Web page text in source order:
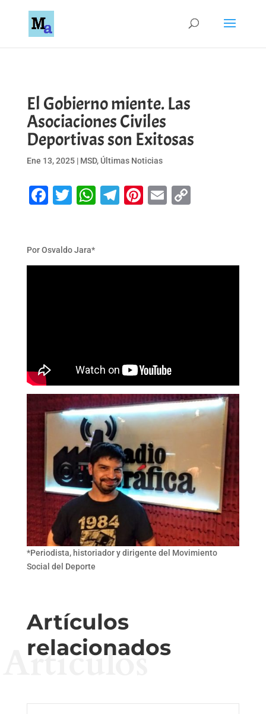
El Gobierno miente. Las
Asociaciones Civiles
Deportivas son Exitosas
Ene 13, 2025| MSD, Últimas Noticias
Facebook
Twitter
WhatsApp
Telegram
Pinterest
EmailCopy
Por Osvaldo Jara*
*Periodista, historiador y dirigente del Movimiento
Social del Deporte
Artículos
relacionados
Artículos